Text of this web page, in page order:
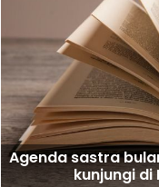
Agenda sastra
kunjungi di